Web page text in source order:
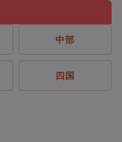
中部
四国